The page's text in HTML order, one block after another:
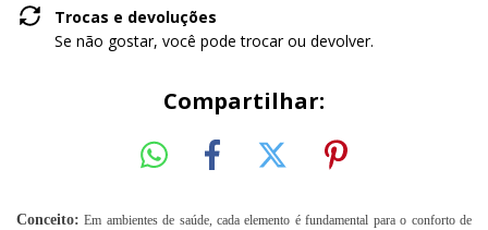
Trocas e devoluções
Se não gostar, você pode trocar ou devolver.
Compartilhar:
Conceito: Em ambientes de saúde, cada elemento é fundamental para o conforto de